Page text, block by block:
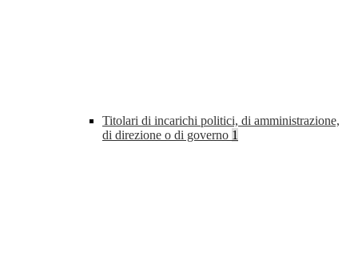
Titolari di incarichi politici, di amministrazione,
di direzione o di governo 1